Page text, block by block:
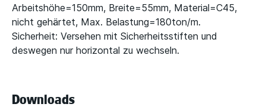
Arbeitshöhe=150mm, Breite=55mm, Material=C45,
nicht gehärtet, Max. Belastung=180ton/m.
Sicherheit: Versehen mit Sicherheitsstiften und
deswegen nur horizontal zu wechseln.
Downloads